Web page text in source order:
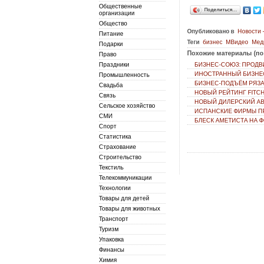
Поделиться…
Опубликовано в
Новости
Теги бизнес МВидео
Похожие материалы (по
БИЗНЕС-СОЮЗ:
ИНОСТРАННЫЙ
БИЗНЕС-ПОДЪЁМ
НОВЫЙ РЕЙТИНГ
НОВЫЙ ДИЛЕРСКИЙ
ИСПАНСКИЕ ФИРМЫ
БЛЕСК АМЕТИСТА НА
Общественные
организации
Общество
Питание
Подарки
Право
Праздники
Промышленность
Свадьба
Связь
Сельское хозяйство
СМИ
Спорт
Статистика
Страхование
Строительство
Текстиль
Телекоммуникации
Технологии
Товары для детей
Товары для животных
Транспорт
Туризм
Упаковка
Финансы
Химия